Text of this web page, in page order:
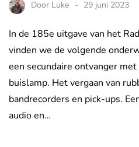
Door Luke 29 juni 2023
In de 185e uitgave van het
vinden we de volgende
een secundaire ontvanger
buislamp. Het vergaan van
bandrecorders en pick-ups.
audio en…